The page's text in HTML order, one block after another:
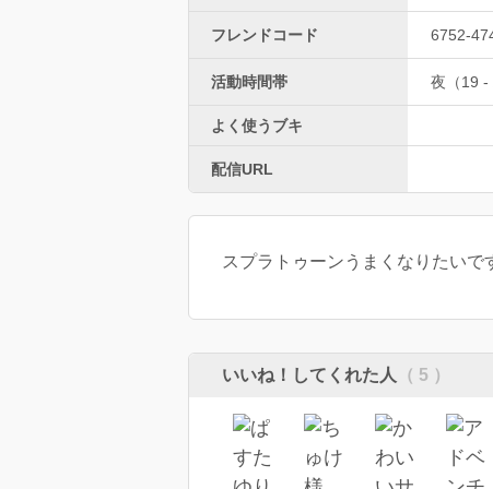
フレンドコード 6752-
活動時間帯 夜（19 -
よく使うブキ
配信URL
スプラトゥーンうまくなりたいで
いいね！してくれた人 （ 5 ）